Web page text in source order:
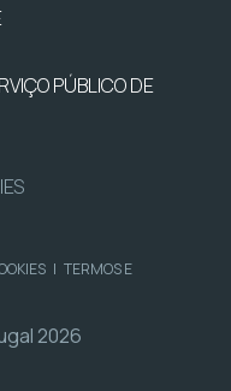
PÚBLICO DE
| TERMOS E
2026